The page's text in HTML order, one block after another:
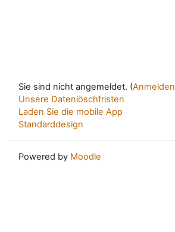
Sie sind nicht angemeldet. (Anmelden
Unsere Datenlöschfristen
Laden Sie die mobile App
Standarddesign
Powered by Moodle